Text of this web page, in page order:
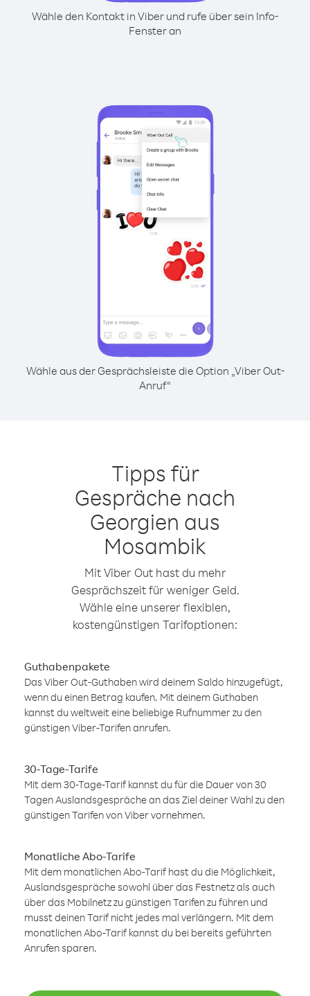
Wähle den Kontakt in Viber und rufe über sein Info-
Fenster an
Wähle aus der Gesprächsleiste die Option „Viber Out-
Anruf“
Tipps für
Gespräche nach
Georgien aus
Mosambik
Mit Viber Out hast du mehr
Gesprächszeit für weniger Geld.
Wähle eine unserer flexiblen,
kostengünstigen Tarifoptionen:
Guthabenpakete
Das Viber Out-Guthaben wird deinem Saldo hinzugefügt,
wenn du einen Betrag kaufen. Mit deinem Guthaben
kannst du weltweit eine beliebige Rufnummer zu den
günstigen Viber-Tarifen anrufen.
30-Tage-Tarife
Mit dem 30-Tage-Tarif kannst du für die Dauer von 30
Tagen Auslandsgespräche an das Ziel deiner Wahl zu den
günstigen Tarifen von Viber vornehmen.
Monatliche Abo-Tarife
Mit dem monatlichen Abo-Tarif hast du die Möglichkeit,
Auslandsgespräche sowohl über das Festnetz als auch
über das Mobilnetz zu günstigen Tarifen zu führen und
musst deinen Tarif nicht jedes mal verlängern. Mit dem
monatlichen Abo-Tarif kannst du bei bereits geführten
Anrufen sparen.